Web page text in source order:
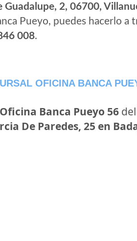
Guadalupe, 2, 06700,
Pueyo, puedes hacerlo a
008.
OFICINA BANCA
Oficina Banca Pueyo 56
De Paredes, 25 en